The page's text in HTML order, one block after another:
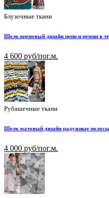
Блузочные ткани
Шелк креповый дизайн цепи и ремни в
4 600 руб/пог.м.
Рубашечные ткани
Шелк матовый дизайн радужные
4 000 руб/пог.м.